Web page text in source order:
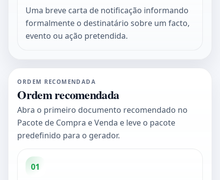
Uma breve carta de notificação informando
formalmente o destinatário sobre um facto,
evento ou ação pretendida.
ORDEM RECOMENDADA
Ordem recomendada
Abra o primeiro documento recomendado no
Pacote de Compra e Venda e leve o pacote
predefinido para o gerador.
01